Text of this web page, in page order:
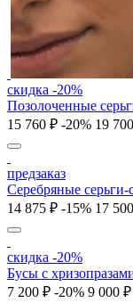
скидка -20%
Позолоченные
15 760 ₽ -20% 19
предзаказ
Серебряные серьги-
14 875 ₽ -15% 17
скидка -20%
Бусы с
7 200 ₽ -20% 9 000 ₽